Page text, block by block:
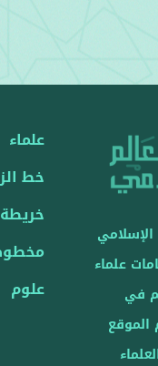
علماء
في
الموقع
علماء
خط
خريطة
علوم